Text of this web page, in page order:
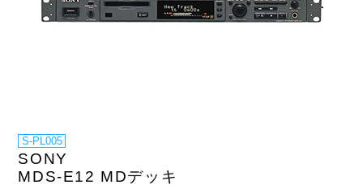
S-PL005
SONY
MDS-E12 MDデッキ